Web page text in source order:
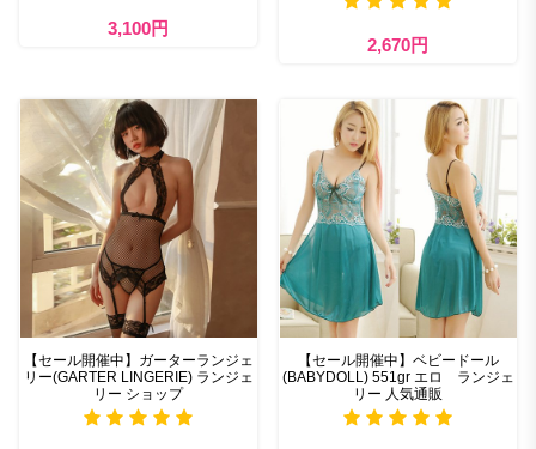
3,100円
2,670円
【セール開催中】ガーターランジェ
リー(GARTER LINGERIE) ランジェ
リー ショップ
【セール開催中】ベビードール
(BABYDOLL) 551gr エロ ランジェ
リー 人気通販